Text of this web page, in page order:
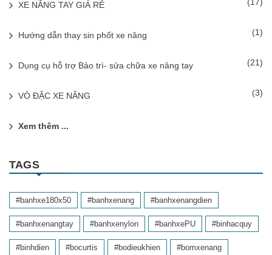
XE NÂNG TAY GIÁ RẺ
Hướng dẫn thay sin phốt xe nâng (1)
Dụng cụ hỗ trợ Bảo trì- sửa chữa xe nâng tay (21)
VỎ ĐẶC XE NÂNG (3)
Xem thêm ...
TAGS
#banhxe180x50 #banhxenang #banhxenangdien
#banhxenangtay #banhxenylon #banhxePU #binhacquy
#binhdien #bocurtis #bodieukhien #bomxenang